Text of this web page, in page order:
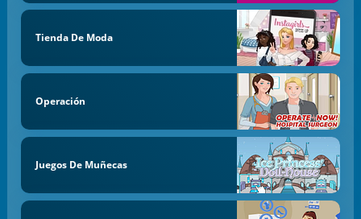
Tienda De Moda
Operación
Juegos De Muñecas